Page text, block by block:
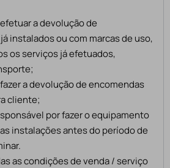
a devolução de
instalados ou com marcas de uso,
os serviços já efetuados,
a devolução de encomendas
cliente;
por fazer o equipamento
instalações antes do período de
as condições de venda / serviço